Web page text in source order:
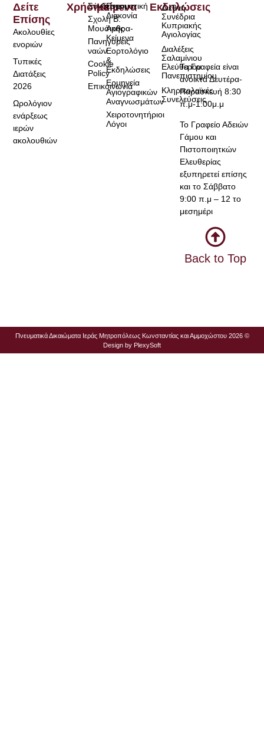
Τα Γραφεία είναι
ανοικτά Δευτέρα-
Παρασκευή 8:30
π.μ-1:00μ.μ
Το Γραφείο Αδειών
Γάμου και
Πιστοποιητκών
Ελευθερίας
εξυπηρετεί επίσης
και το Σάββατο
9:00 π.μ – 12 το
μεσημέρι
Back to Top
Χρήσιμα
Σύνδεσμοι
Σχολή Β.
Μουσικής
Πανηγύρεις
ναών
Cookie
Policy
Επικοινωνία
Κείμενα
Πνευματική
Διακονία
Άρθρα-
Κείμενα
Εορτολόγιο
&
Εκδηλώσεις
Ερμηνεία
Αγιογραφικών
Αναγνωσμάτων
Χειροτονητήριοι
Λόγοι
Δείτε
Επίσης
Ακολουθίες
ενοριών
Τυπικές
Διατάξεις
2026
Ωρολόγιον
ενάρξεως
ιερών
ακολουθιών
Εκδηλώσεις
Διεθνή
Συνέδρια
Κυπριακής
Αγιολογίας
Διαλέξεις
Σαλαμίνιου
Ελεύθερου
Πανεπιστημίου
Κληρικολαϊκές
Συνελεύσεις
Πνευματικά Δικαιώματα Ιεράς Μητροπόλεως Κωνσταντίας και Αμμοχώστου 2026 ©
Design by PlexySoft